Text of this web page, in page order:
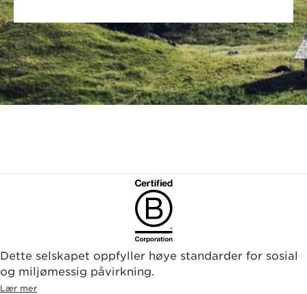
Dette selskapet oppfyller høye standarder for sosial
og miljømessig påvirkning.
Lær mer